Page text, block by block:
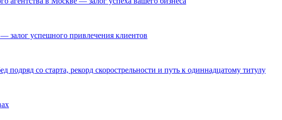
залог успешного привлечения клиентов
со старта, рекорд скорострельности и путь к одиннадцатому титулу